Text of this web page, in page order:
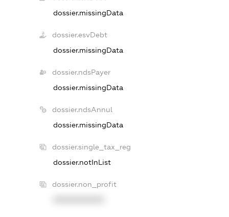
dossier.missingData
dossier.esvDebt
dossier.missingData
dossier.ndsPayer
dossier.missingData
dossier.ndsAnnul
dossier.missingData
dossier.single_tax_reg
dossier.notInList
dossier.non_profit